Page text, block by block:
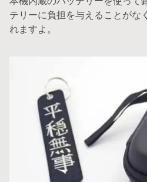
テリーに負担を与えることがな
れますよ。